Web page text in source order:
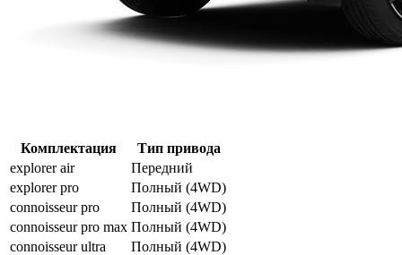
Комплектация
Тип привода
explorer air
Передний
explorer pro
Полный (4WD)
connoisseur pro
Полный (4WD)
connoisseur pro max Полный (4WD)
connoisseur ultra
Полный (4WD)